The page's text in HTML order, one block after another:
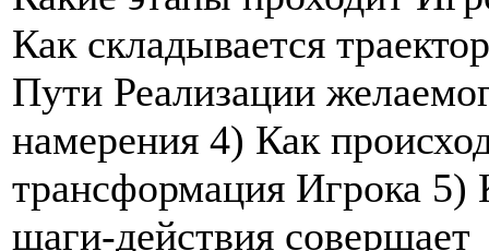
Как складывается
Пути Реализации
намерения 4) Как
трансформация Игрока 5)
шаги-действия совершает